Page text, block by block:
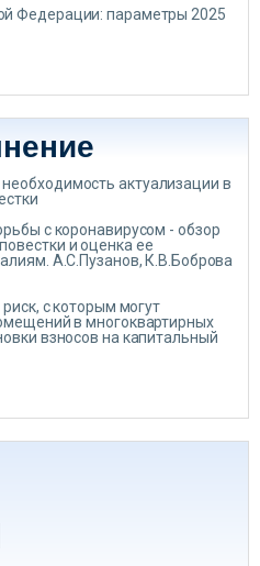
Федерации: параметры 2025
актуализации в
с коронавирусом - обзор
и оценка ее
А.С.Пузанов, К.В.Боброва
с которым могут
в многоквартирных
взносов на капитальный